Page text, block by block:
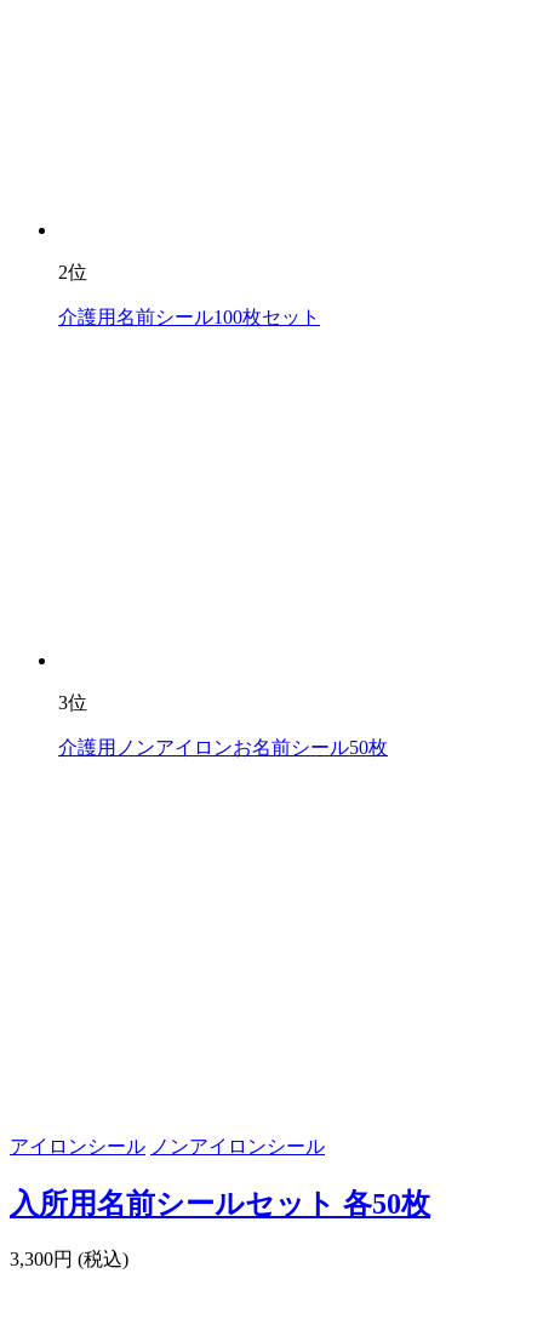
2位
介護用名前シール100枚セット
3位
介護用ノンアイロンお名前シール50枚
アイロンシール ノンアイロンシール
入所用名前シールセット 各50枚
3,300円 (税込)